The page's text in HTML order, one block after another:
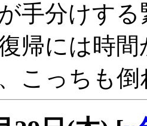
手分けす
帰には時
こっちも倒